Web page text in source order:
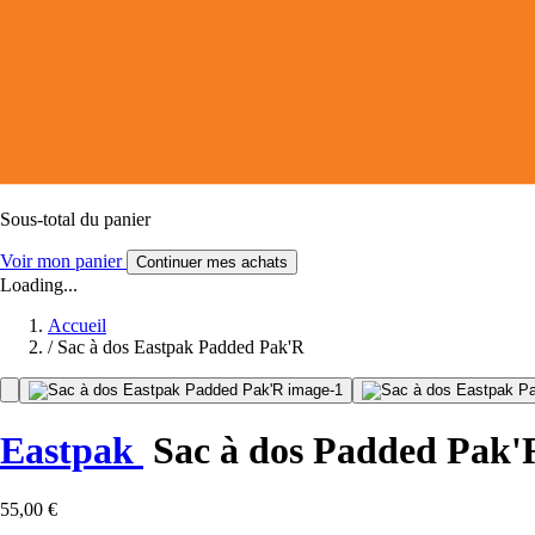
Sous-total du panier
Voir mon panier Continuer mes achats
Loading...
Accueil
/ Sac à dos Eastpak Padded Pak'R
Eastpak Sac à dos Padded
55,00 €